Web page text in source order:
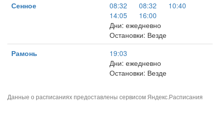
Сенное
08:32 08:32
10:40
14:05
16:00
Дни: ежедневно
Остановки: Везде
Рамонь
19:03
Дни: ежедневно
Остановки: Везде
Данные о расписаниях предоставлены сервисом Яндекс.Расписания